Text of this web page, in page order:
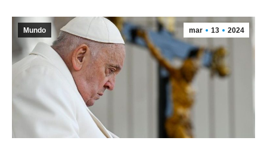
mar 13 2024
Mundo